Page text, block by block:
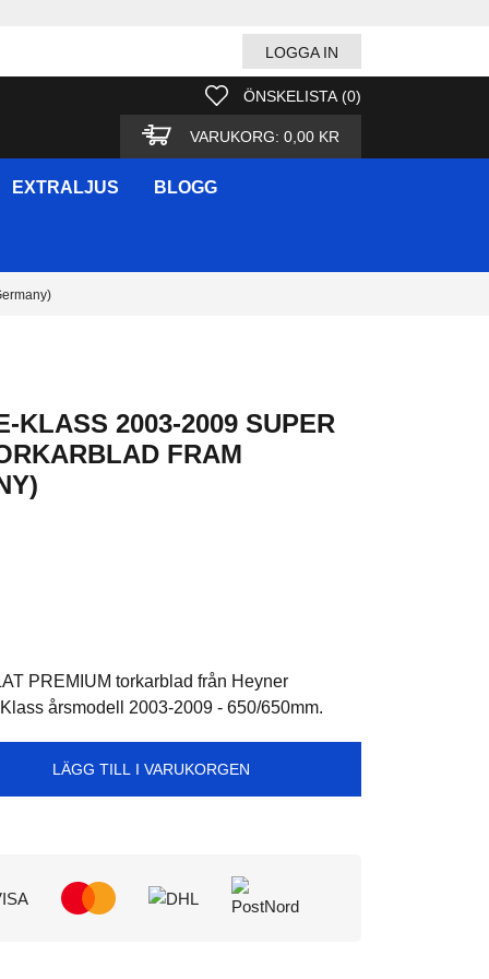
LOGGA IN
ÖNSKELISTA (0)
VARUKORG: 0,00 KR
EXTRALJUS BLOGG
KLASS 2003-2009 SUPER
FRAM
PREMIUM torkarblad från Heyner
årsmodell 2003-2009 - 650/650mm.
LÄGG TILL I VARUKORGEN